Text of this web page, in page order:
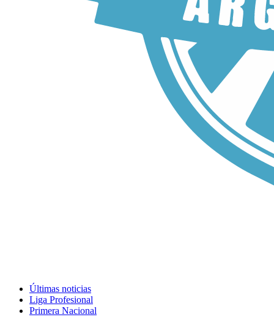
Últimas noticias
Liga Profesional
Primera Nacional